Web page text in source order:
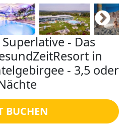
- Das
in
- 3,5 oder
BUCHEN